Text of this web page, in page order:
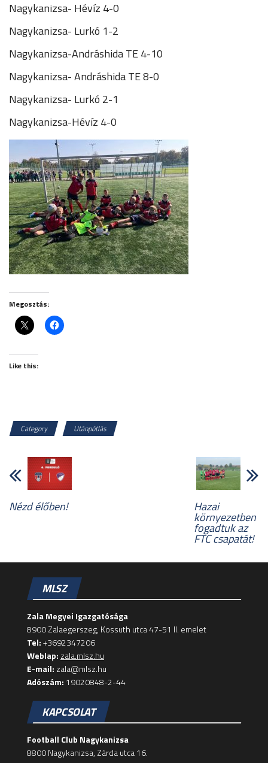
Nagykanizsa- Hévíz 4-0
Nagykanizsa- Lurkó 1-2
Nagykanizsa-Andráshida TE 4-10
Nagykanizsa- Andráshida TE 8-0
Nagykanizsa- Lurkó 2-1
Nagykanizsa-Hévíz 4-0
Megosztás:
Like this:
Category Utánpótlás
Nézd élőben! Hazai
környezetben
fogadtuk az
FTC csapatát!
MLSZ
Zala Megyei Igazgatósága
8900 Zalaegerszeg, Kossuth utca 47-51 II. emelet
Tel:+3692347206
Weblap: zala.mlsz.hu
E-mail: zala@mlsz.hu
Adószám: 19020848-2-44
KAPCSOLAT
Football Club Nagykanizsa
8800 Nagykanizsa, Zárda utca 16.